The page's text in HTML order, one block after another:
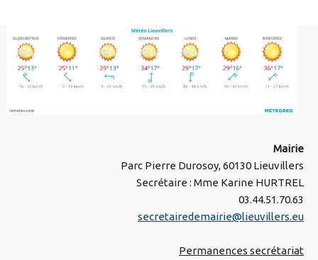
Mairie
Parc Pierre Durosoy, 60130 Lieuvillers
Secrétaire : Mme Karine HURTREL
03.44.51.70.63
secretairedemairie@lieuvillers.eu
Permanences secrétariat